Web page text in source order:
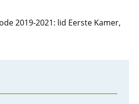
2019-2021: lid Eerste Kamer,